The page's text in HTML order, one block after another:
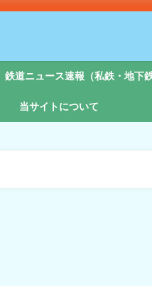
鉄道ニュース速報（私鉄・地下
当サイトについて